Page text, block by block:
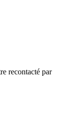
recontacté par